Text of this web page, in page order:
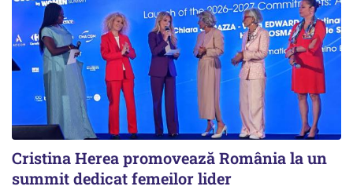
Cristina Herea promovează România la un
summit dedicat femeilor lider